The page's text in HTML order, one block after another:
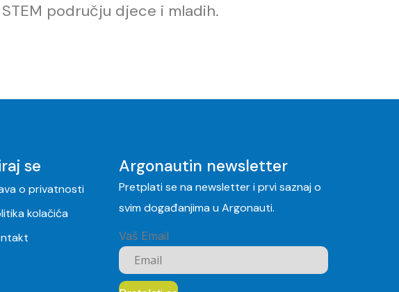
području djece i mladih.
se
o privatnosti
kolačića
Argonautin newsletter
Pretplati se na newsletter i prvi saznaj o
svim događanjima u Argonauti.
Vaš Email